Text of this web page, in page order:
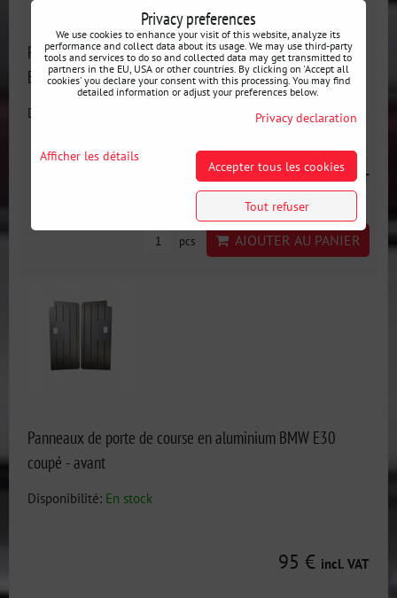
Panneaux de porte de course arrière en aluminium BMW
E30 coupé
Disponibilité:
91 €incl. VAT
pcs AJOUTER AU PANIER
Panneaux de porte de course en aluminium BMW E30
coupé - avant
Disponibilité: En stock
95 € incl. VAT
Privacy preferences
We use cookies to enhance your visit of this website, analyze its
performance and collect data about its usage. We may use third-party
tools and services to do so and collected data may get transmitted to
partners in the EU, USA or other countries. By clicking on 'Accept all
cookies' you declare your consent with this processing. You may find
detailed information or adjust your preferences below.
Privacy declaration
Afficher les détails
Accepter tous les cookies
Tout refuser